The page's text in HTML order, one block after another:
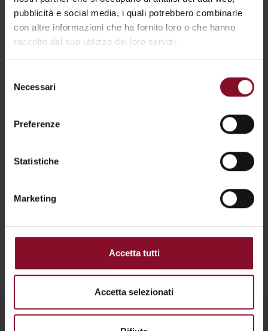
pubblicità e social media, i quali potrebbero combinarle
con altre informazioni che ha fornito loro o che hanno
raccolto dal suo utilizzo dei loro servizi.
delNecessari
Preferenze
Statistiche
Marketing
Accetta tutti
Accetta selezionati
daniela@studiotavernini.it